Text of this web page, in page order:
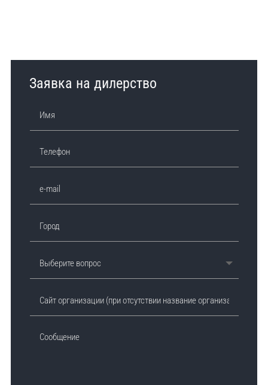
Заявка на дилерство